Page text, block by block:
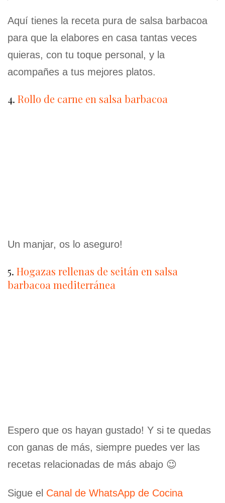
Aquí tienes la receta pura de salsa barbacoa
para que la elabores en casa tantas veces
quieras, con tu toque personal, y la
acompañes a tus mejores platos.
4. Rollo de carne en salsa barbacoa
Un manjar, os lo aseguro!
5. Hogazas rellenas de seitán en salsa
barbacoa mediterránea
Espero que os hayan gustado! Y si te quedas
con ganas de más, siempre puedes ver las
recetas relacionadas de más abajo 😉
Sigue el Canal de WhatsApp de Cocina